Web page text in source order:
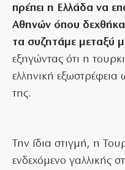
πρέπει η Ελλάδα να
Αθηνών όπου
τα συζητάμε μεταξύ
εξηγώντας ότι η
ελληνική εξωστρέφεια
της.
Την ίδια στιγμή, η
ενδεχόμενο γαλλικής